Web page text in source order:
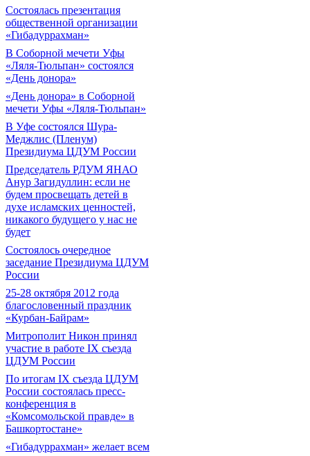
Состоялась презентация
общественной организации
«Гибадуррахман»
В Соборной мечети Уфы
«Ляля-Тюльпан» состоялся
«День донора»
«День донора» в Соборной
мечети Уфы «Ляля-Тюльпан»
В Уфе состоялся Шура-
Меджлис (Пленум)
Президиума ЦДУМ России
Председатель РДУМ ЯНАО
Анур Загидуллин: если не
будем просвещать детей в
духе исламских ценностей,
никакого будущего у нас не
будет
Состоялось очередное
заседание Президиума ЦДУМ
России
25-28 октября 2012 года
благословенный праздник
«Курбан-Байрам»
Митрополит Никон принял
участие в работе IX съезда
ЦДУМ России
По итогам IX съезда ЦДУМ
России состоялась пресс-
конференция в
«Комсомольской правде» в
Башкортостане»
«Гибадуррахман» желает всем